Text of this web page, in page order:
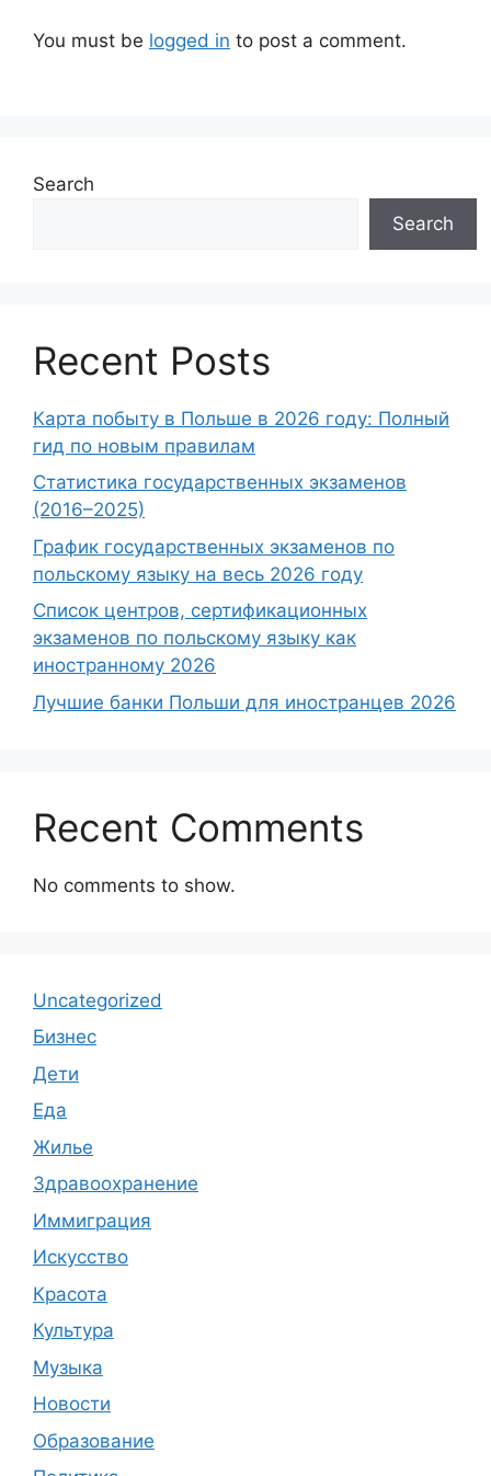
You must be logged in to post a comment.
Search
Search
Recent Posts
Карта побыту в Польше в 2026 году: Полный
гид по новым правилам
Статистика государственных экзаменов
(2016–2025)
График государственных экзаменов по
польскому языку на весь 2026 году
Список центров, сертификационных
экзаменов по польскому языку как
иностранному 2026
Лучшие банки Польши для иностранцев 2026
Recent Comments
No comments to show.
Uncategorized
Бизнес
Дети
Еда
Жилье
Здравоохранение
Иммиграция
Искусство
Красота
Культура
Музыка
Новости
Образование